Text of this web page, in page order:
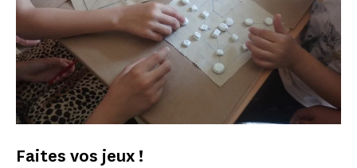
Faites vos jeux !